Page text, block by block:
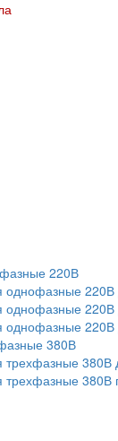
220В
однофазные 220В
однофазные
однофазные
380В
трехфазные 380В
трехфазные